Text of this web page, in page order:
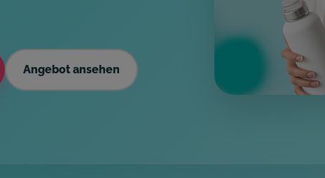
Angebot ansehen